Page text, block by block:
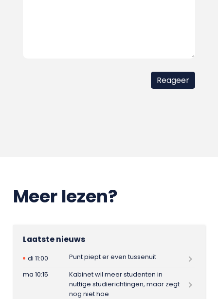
Meer lezen?
Laatste nieuws
di 11:00
Punt piept er even tussenuit
ma 10:15
Kabinet wil meer studenten in
nuttige studierichtingen, maar zegt
nog niet hoe